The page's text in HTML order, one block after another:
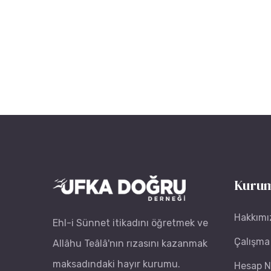
Ehl-i Sünnet itikadını öğretmek ve
Allâhu Teâlâ'nın rızasını kazanmak
maksadındaki hayır kurumu.
Hesap